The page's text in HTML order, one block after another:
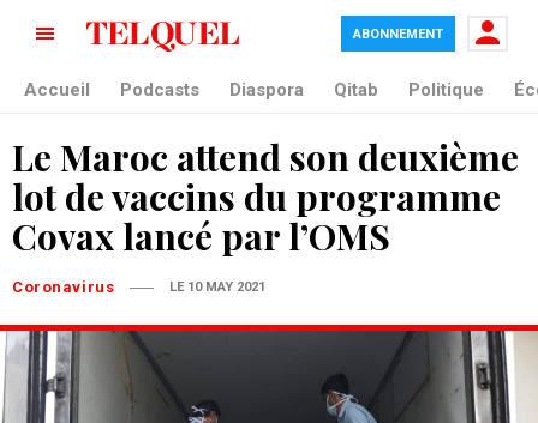
ABONNEMENT
Accueil Podcasts Diaspora Qitab Politique
Le Maroc attend son deuxième
lot de vaccins du programme
Covax lancé par l’OMS
Coronavirus LE 10 MAY 2021